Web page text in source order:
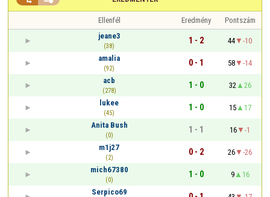
Ellenfél Eredmény
Pontszám
jeane3
(38)
1 - 2 44
-10
amalia
(92)
0 - 1 58
-14
acb
(278)
1 - 0 32
26
lukee
(45)
1 - 0 15
17
Anita Bush
(0)
1 - 1 16
-1
m1j27
(2)
0 - 2 26
-26
mich67380
(0)
1 - 0 9
16
Serpico69